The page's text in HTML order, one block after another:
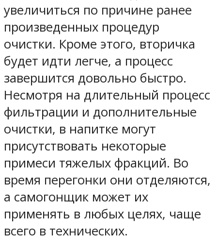
увеличиться по причине ранее
произведенных процедур
очистки. Кроме этого, вторичка
будет идти легче, а процесс
завершится довольно быстро.
Несмотря на длительный процесс
фильтрации и дополнительные
очистки, в напитке могут
присутствовать некоторые
примеси тяжелых фракций. Во
время перегонки они отделяются,
а самогонщик может их
применять в любых целях, чаще
всего в технических.